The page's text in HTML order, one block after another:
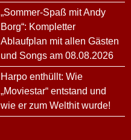
„Sommer-Spaß mit Andy
Borg“: Kompletter
Ablaufplan mit allen Gästen
und Songs am 08.08.2026
Harpo enthüllt: Wie
„Moviestar“ entstand und
wie er zum Welthit wurde!